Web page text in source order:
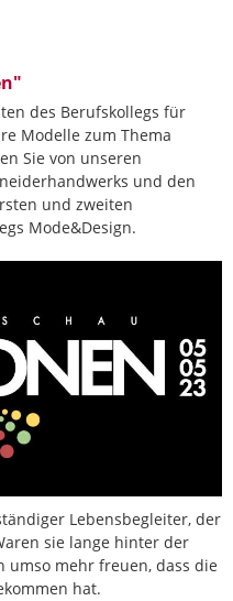
des Berufskollegs für
Modelle zum Thema
Sie von unseren
und den
und zweiten
Mode&Design.
Lebensbegleiter, der
sie lange hinter der
umso mehr freuen, dass die
hat.